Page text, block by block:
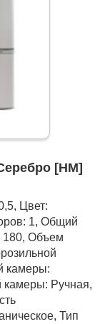
[НМ]
Цвет:
1, Общий
Объем
камеры:
камеры: Ручная,
Тип